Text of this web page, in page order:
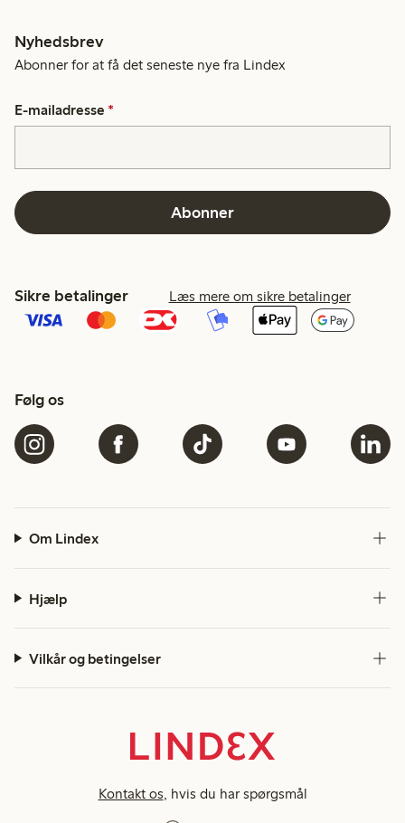
Nyhedsbrev
Abonner for at få det seneste nye fra Lindex
E-mailadresse *
Abonner
Sikre betalinger Læs mere om sikre betalinger
Følg os
Om Lindex
Hjælp
Vilkår og betingelser
Kontakt os, hvis du har spørgsmål